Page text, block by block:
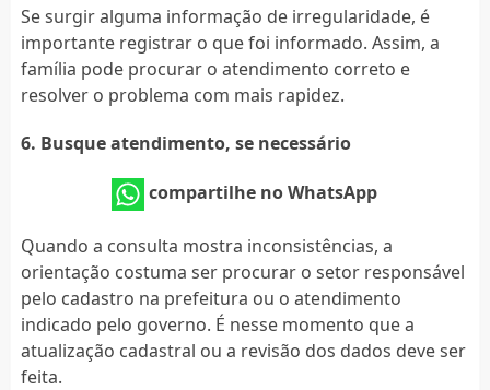
Se surgir alguma informação de irregularidade, é
importante registrar o que foi informado. Assim, a
família pode procurar o atendimento correto e
resolver o problema com mais rapidez.
6. Busque atendimento, se necessário
compartilhe no WhatsApp
Quando a consulta mostra inconsistências, a
orientação costuma ser procurar o setor responsável
pelo cadastro na prefeitura ou o atendimento
indicado pelo governo. É nesse momento que a
atualização cadastral ou a revisão dos dados deve ser
feita.